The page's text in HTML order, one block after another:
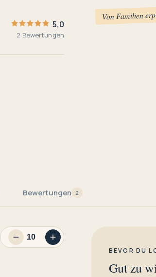
5,0
2 Bewertungen
Von Familien
Bewertungen 2
BEVOR DU
Gut zu